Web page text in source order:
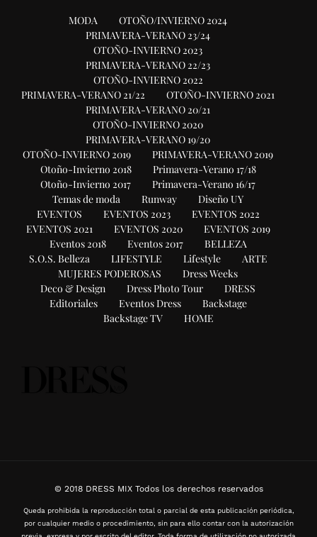
MODA
OTOÑO/INVIERNO 2024
PRIMAVERA-VERANO 23/24
OTOÑO-INVIERNO 2023
PRIMAVERA-VERANO 22/23
OTOÑO-INVIERNO 2022
PRIMAVERA-VERANO 21/22
OTOÑO-INVIERNO 2021
PRIMAVERA-VERANO 20/21
OTOÑO-INVIERNO 2020
PRIMAVERA-VERANO 19/20
OTOÑO-INVIERNO 2019
PRIMAVERA-VERANO 2019
Otoño-Invierno 2018
Primavera-Verano 17/18
Otoño-Invierno 2017
Primavera-Verano 16/17
Temas de moda
Runway
Diseño UY
EVENTOS
EVENTOS 2023
EVENTOS 2022
EVENTOS 2021
EVENTOS 2020
EVENTOS 2019
Eventos 2018
Eventos 2017
BELLEZA
S.O.S. Belleza
LIFESTYLE Lifestyle
ARTE
MUJERES PODEROSAS
Dress Weeks
Deco & Design
Dress Photo Tour
DRESS
Editoriales
Eventos Dress
Backstage
Backstage TV
HOME
© 2018 DRESS MIX Todos los derechos reservados
Queda prohibida la reproducción total o parcial de esta publicación periódica,
por cualquier medio o procedimiento, sin para ello contar con la autorización